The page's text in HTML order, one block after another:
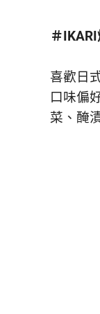
＃
喜歡日
口味偏
菜、醃